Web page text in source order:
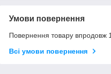
Умови повернення
Повернення товару впродовж
Всі умови повернення